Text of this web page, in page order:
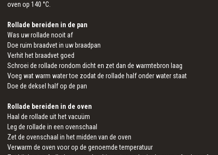
oven op 140 °C.
Rollade bereiden in de pan
Was uw rollade nooit af
Doe ruim braadvet in uw braadpan
Verhit het braadvet goed
Schroei de rollade rondom dicht en zet dan de warmtebron laag
Voeg wat warm water toe zodat de rollade half onder water staat
Doe de deksel half op de pan
Rollade bereiden in de oven
Haal de rollade uit het vacuüm
Leg de rollade in een ovenschaal
Zet de ovenschaal in het midden van de oven
Verwarm de oven voor op de genoemde temperatuur